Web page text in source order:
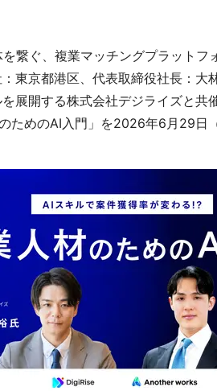
繋ぐ、複業マッチングプラットフ
東京都港区、代表取締役社長：大
展開する株式会社デジライズと共
めのAI入門」を2026年6月29日